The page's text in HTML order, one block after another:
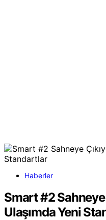
Haberler
Smart #2 Sahneye
Ulaşımda Yeni